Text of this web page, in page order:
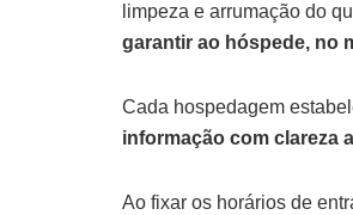
limpeza e arrumação do
garantir ao hóspede, no
Cada hospedagem
informação com clareza
Ao fixar os horários de